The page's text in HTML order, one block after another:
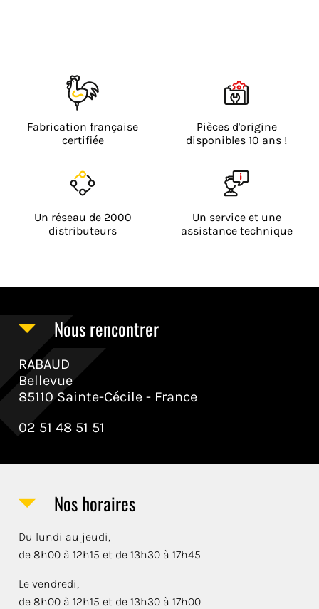
Fabrication française
certifiée
Pièces d'origine
disponibles 10 ans !
Un réseau de 2000
distributeurs
Un service et une
assistance technique
Nous rencontrer
RABAUD
Bellevue
85110 Sainte-Cécile - France
02 51 48 51 51
Nos horaires
Du lundi au jeudi,
de 8h00 à 12h15 et de 13h30 à 17h45
Le vendredi,
de 8h00 à 12h15 et de 13h30 à 17h00